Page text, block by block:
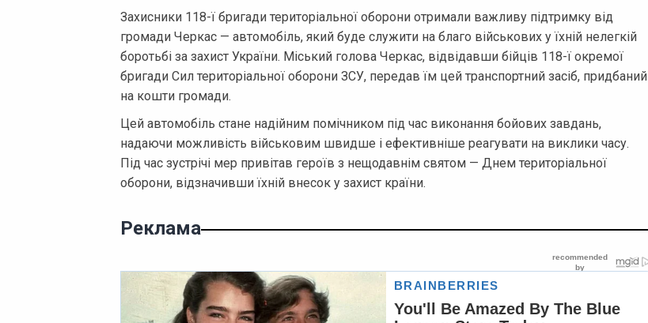
Захисники 118-ї бригади територіальної оборони отримали важливу підтримку від
громади Черкас — автомобіль, який буде служити на благо військових у їхній нелегкій
боротьбі за захист України. Міський голова Черкас, відвідавши бійців 118-ї окремої
бригади Сил територіальної оборони ЗСУ, передав їм цей транспортний засіб, придбаний
на кошти громади.
Цей автомобіль стане надійним помічником під час виконання бойових завдань,
надаючи можливість військовим швидше і ефективніше реагувати на виклики часу.
Під час зустрічі мер привітав героїв з нещодавнім святом — Днем територіальної
оборони, відзначивши їхній внесок у захист країни.
Реклама